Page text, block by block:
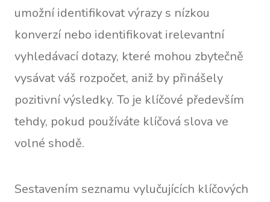
umožní identifikovat výrazy s nízkou
konverzí nebo identifikovat irelevantní
vyhledávací dotazy, které mohou zbytečně
vysávat váš rozpočet, aniž by přinášely
pozitivní výsledky. To je klíčové především
tehdy, pokud používáte klíčová slova ve
volné shodě.
Sestavením seznamu vylučujících klíčových